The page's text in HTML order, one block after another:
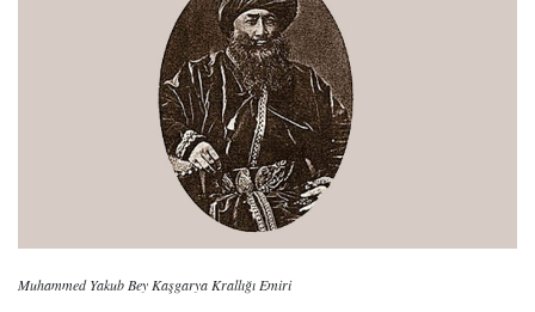
Muhammed Yakub Bey Kaşgarya Krallığı Emiri